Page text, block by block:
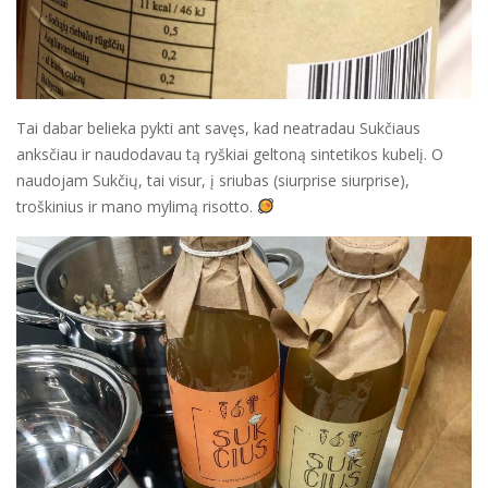
Tai dabar belieka pykti ant savęs, kad neatradau Sukčiaus
anksčiau ir naudodavau tą ryškiai geltoną sintetikos kubelį. O
naudojam Sukčių, tai visur, į sriubas (siurprise siurprise),
troškinius ir mano mylimą risotto.